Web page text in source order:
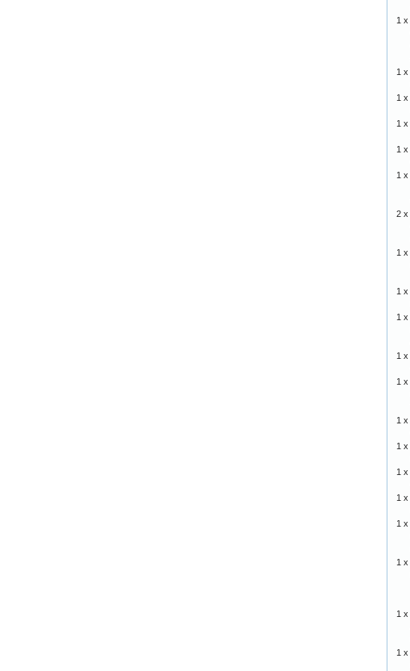
1 x
1 x
1 x
1 x
1 x
1 x
2 x
1 x
1 x
1 x
1 x
1 x
1 x
1 x
1 x
1 x
1 x
1 x
1 x
1 x